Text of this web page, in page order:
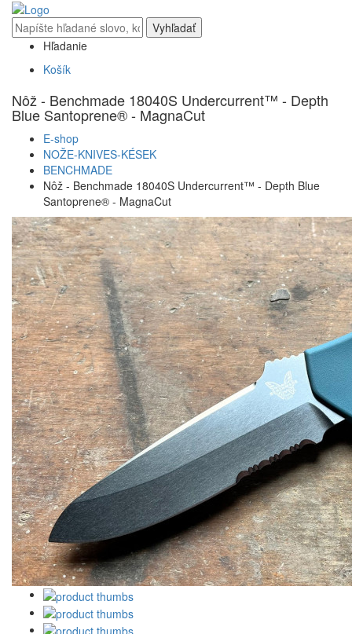
Vyhľadať
Hľadanie
Košík
Nôž - Benchmade 18040S Undercurrent™ - Depth
Blue Santoprene® - MagnaCut
E-shop
NOŽE-KNIVES-KÉSEK
BENCHMADE
Nôž - Benchmade 18040S Undercurrent™ - Depth Blue
Santoprene® - MagnaCut